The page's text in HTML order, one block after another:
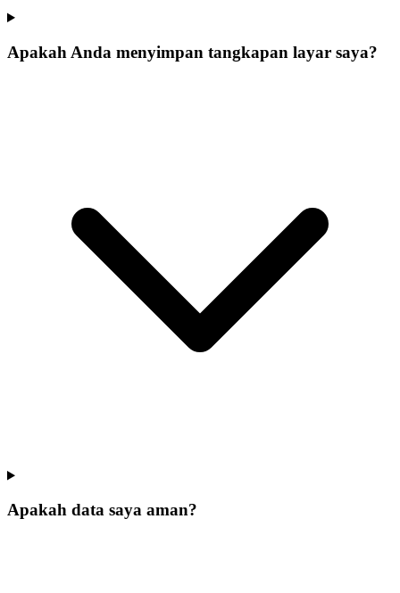
Apakah Anda menyimpan tangkapan layar saya?
Apakah data saya aman?